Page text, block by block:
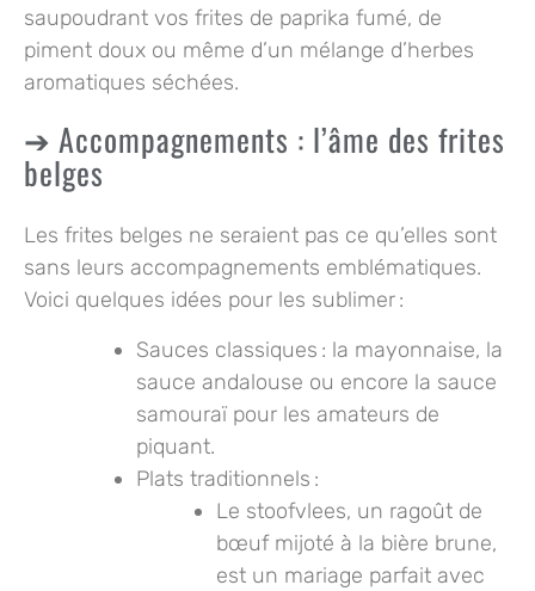
saupoudrant vos frites de paprika fumé, de
piment doux ou même d’un mélange d’herbes
aromatiques séchées.
Accompagnements : l’âme des frites
belges
Les frites belges ne seraient pas ce qu’elles sont
sans leurs accompagnements emblématiques.
Voici quelques idées pour les sublimer :
Sauces classiques : la mayonnaise, la
sauce andalouse ou encore la sauce
samouraï pour les amateurs de
piquant.
Plats traditionnels :
Le stoofvlees, un ragoût de
bœuf mijoté à la bière brune,
est un mariage parfait avec